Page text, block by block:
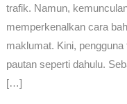
trafik. Namun,
memperkenalkan cara
maklumat. Kini,
pautan seperti dahulu.
[…]